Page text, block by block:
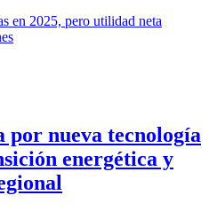
por nueva tecnología
energética y